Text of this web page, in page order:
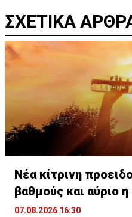
ΣΧΕΤΙΚΑ
Νέα κίτρινη
βαθμούς και αύριο
07.08.2026 16:30